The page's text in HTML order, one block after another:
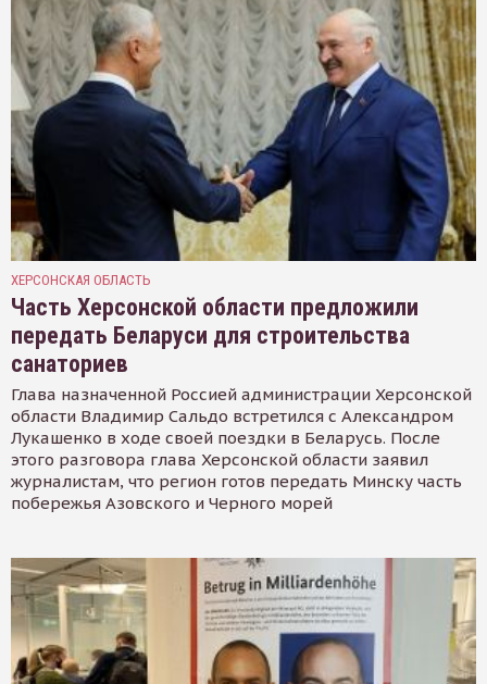
ХЕРСОНСКАЯ ОБЛАСТЬ
Часть Херсонской области предложили
передать Беларуси для строительства
санаториев
Глава назначенной Россией администрации Херсонской
области Владимир Сальдо встретился с Александром
Лукашенко в ходе своей поездки в Беларусь. После
этого разговора глава Херсонской области заявил
журналистам, что регион готов передать Минску часть
побережья Азовского и Черного морей